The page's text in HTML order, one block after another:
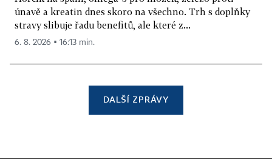
únavě a kreatin dnes skoro na všechno. Trh s doplňky
stravy slibuje řadu benefitů, ale které z...
6. 8. 2026 ▪ 16:13 min.
DALŠÍ ZPRÁVY